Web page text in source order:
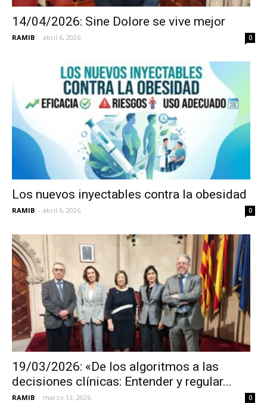
14/04/2026: Sine Dolore se vive mejor
RAMIB - abril 6, 2026 0
Los nuevos inyectables contra la obesidad
RAMIB - abril 6, 2026 0
19/03/2026: «De los algoritmos a las
decisiones clínicas: Entender y regular...
RAMIB - marzo 13, 2026 0